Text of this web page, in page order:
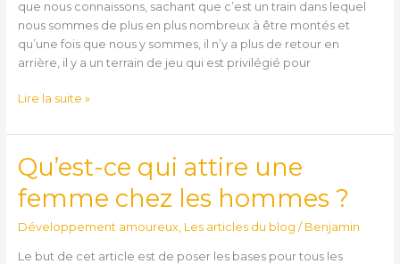
que nous connaissons, sachant que c’est un train dans lequel
nous sommes de plus en plus nombreux à être montés et
qu’une fois que nous y sommes, il n’y a plus de retour en
arrière, il y a un terrain de jeu qui est privilégié pour
Lire la suite »
Qu’est-ce qui attire une
femme chez les hommes ?
Développement amoureux, Les articles du blog / Benjamin
Le but de cet article est de poser les bases pour tous les
Qu’est-
ce
qui
une
femme